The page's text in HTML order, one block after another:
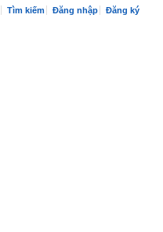
Tìm kiếm Đăng nhập Đăng ký